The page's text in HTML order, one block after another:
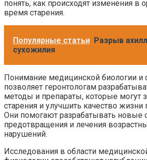
понять, как происходят изменения в
время старения.
Популярные статьи Разрыв
сухожилия
Понимание медицинской биологии и
позволяет геронтологам
методы и препараты, которые могут
старения и улучшить качество
Они помогают разрабатывать новые
предотвращения и лечения
нарушений.
Исследования в области